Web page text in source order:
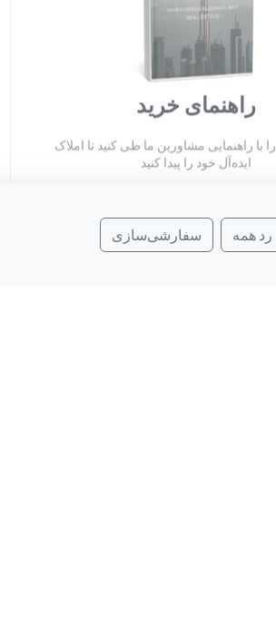
راهنمای خرید
با راهنمایی مشاورین ما طی کنید تا املاک
ایده‌آل خود را پیدا کنید
سفارشی‌سازی رد همه